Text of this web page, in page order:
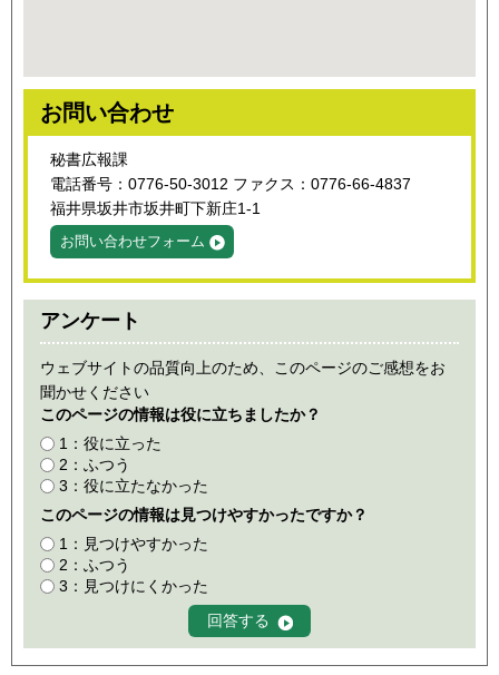
お問い合わせ
秘書広報課
電話番号：0776-50-3012 ファクス：0776-66-4837
福井県坂井市坂井町下新庄1-1
お問い合わせフォーム
アンケート
ウェブサイトの品質向上のため、このページのご感想をお
聞かせください
このページの情報は役に立ちましたか？
1：役に立った
2：ふつう
3：役に立たなかった
このページの情報は見つけやすかったですか？
1：見つけやすかった
2：ふつう
3：見つけにくかった